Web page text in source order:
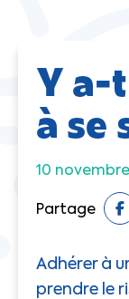
Y a-
à se
10 novembre
Partage
Adhérer à
prendre le